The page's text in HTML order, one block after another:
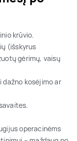
krūvio.
(išskyrus
gėrimų, vaisų
kosėjimo ar
operacinėms